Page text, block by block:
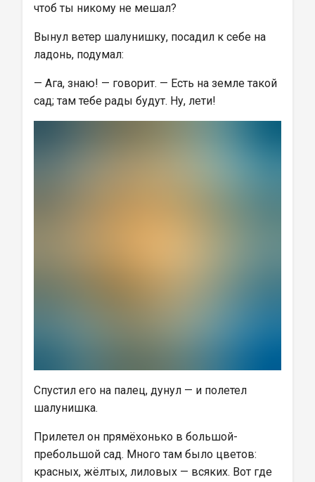
чтоб ты никому не мешал?
Вынул ветер шалунишку, посадил к себе на
ладонь, подумал:
— Ага, знаю! — говорит. — Есть на земле такой
сад; там тебе рады будут. Ну, лети!
Спустил его на палец, дунул — и полетел
шалунишка.
Прилетел он прямёхонько в большой-
пребольшой сад. Много там было цветов:
красных, жёлтых, лиловых — всяких. Вот где